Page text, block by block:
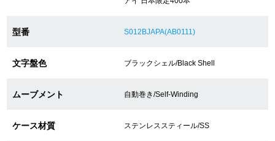
買取・下取りをご希望の方
型番 S012BJAPA(AB0111)
文字盤色 ブラックシェル/Black Shell
ムーブメント 自動巻き/Self-Winding
ケース材質 ステンレススティール/SS